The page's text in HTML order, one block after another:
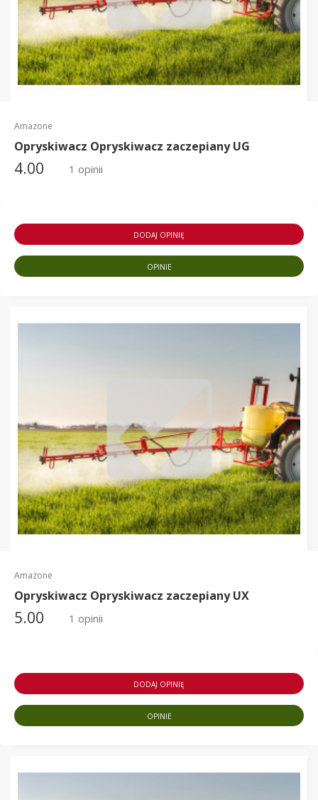
Amazone
Opryskiwacz Opryskiwacz zaczepiany UG
4.00 1 opinii
DODAJ OPINIĘ
OPINIE
Amazone
Opryskiwacz Opryskiwacz zaczepiany UX
5.00 1 opinii
DODAJ OPINIĘ
OPINIE